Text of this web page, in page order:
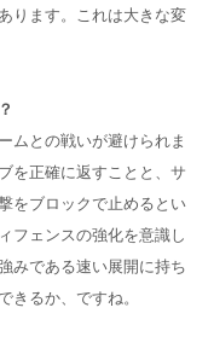
ります。これは大きな変
ムとの戦いが避けられま
を正確に返すことと、サ
をブロックで止めるとい
フェンスの強化を意識し
みである速い展開に持ち
きるか、ですね。